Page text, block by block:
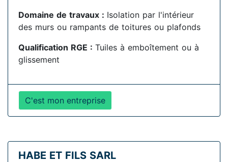
Domaine de travaux : Isolation par l'intérieur
des murs ou rampants de toitures ou plafonds
Qualification RGE : Tuiles à emboîtement ou à
glissement
C'est mon entreprise
HABE ET FILS SARL